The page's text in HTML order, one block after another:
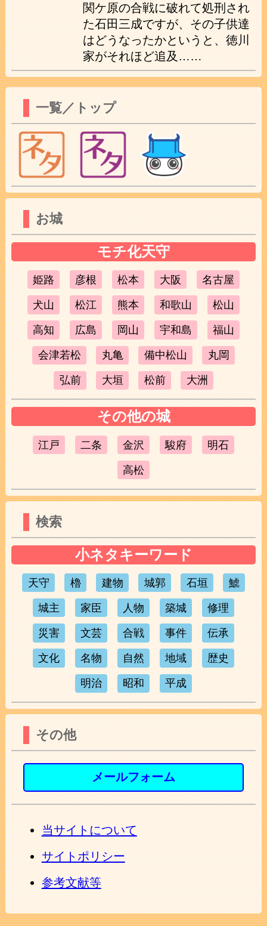
関ケ原の合戦に破れて処刑され
た石田三成ですが、その子供達
はどうなったかというと、徳川
家がそれほど追及……
一覧／トップ
お城
モチ化天守
姫路 彦根 松本 大阪 名古屋
犬山 松江 熊本 和歌山 松山
高知 広島 岡山 宇和島 福山
会津若松 丸亀 備中松山 丸岡
弘前 大垣 松前 大洲
その他の城
江戸 二条 金沢 駿府 明石
高松
検索
小ネタキーワード
天守 櫓 建物 城郭 石垣 鯱
城主 家臣 人物 築城 修理
災害 文芸 合戦 事件 伝承
文化 名物 自然 地域 歴史
明治 昭和 平成
その他
メールフォーム
当サイトについて
サイトポリシー
参考文献等